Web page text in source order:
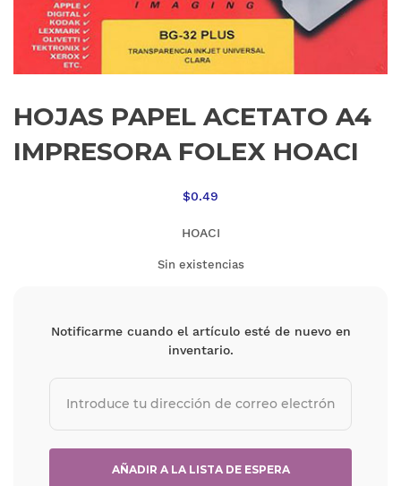
HOJAS PAPEL ACETATO A4
IMPRESORA FOLEX HOACI
$0.49
HOACI
Sin existencias
Notificarme cuando el artículo esté de nuevo en
inventario.